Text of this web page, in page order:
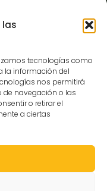
las
tecnologías como
la información del
nos permitirá
navegación o las
o retirar el
a ciertas